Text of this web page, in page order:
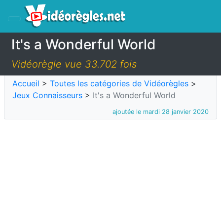
It's a Wonderful World
Vidéorègle vue 33.702 fois
Accueil > Toutes les catégories de Vidéorègles >
Jeux Connaisseurs > It's a Wonderful World
ajoutée le mardi 28 janvier 2020